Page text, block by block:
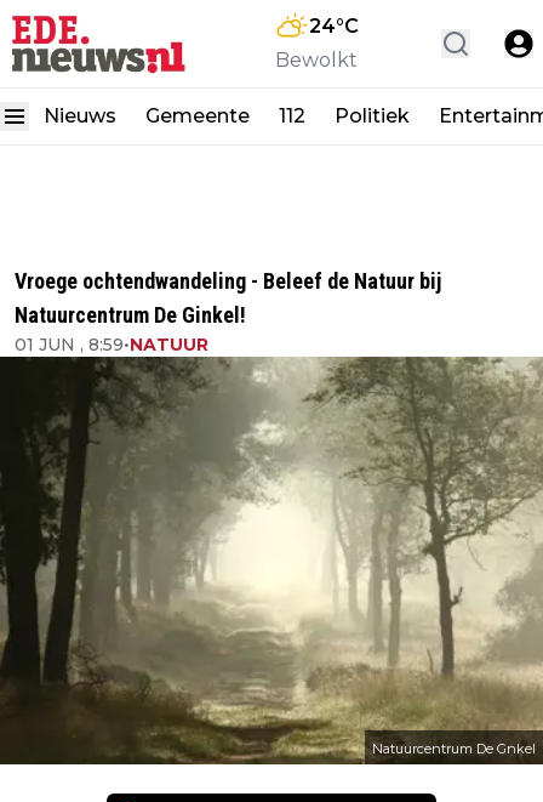
24°C
Bewolkt
Nieuws Gemeente 112 Politiek
Vroege ochtendwandeling - Beleef de Natuur bij
Natuurcentrum De Ginkel!
01 JUN , 8:59•NATUUR
Natuurcentrum De Gnkel